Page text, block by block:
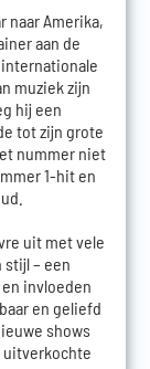
naar Amerika,
aan de
muziek zijn
hij een
tot zijn grote
nummer niet
1-hit en
uit met vele
stijl – een
invloeden
en geliefd
shows
uitverkochte